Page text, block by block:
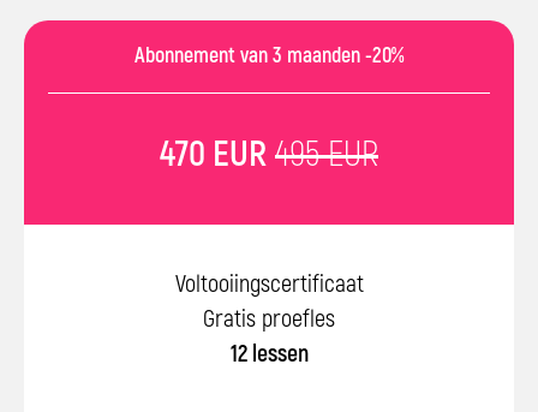
Abonnement van 3 maanden -20%
470 EUR495 EUR
Voltooiingscertificaat
Gratis proefles
12 lessen